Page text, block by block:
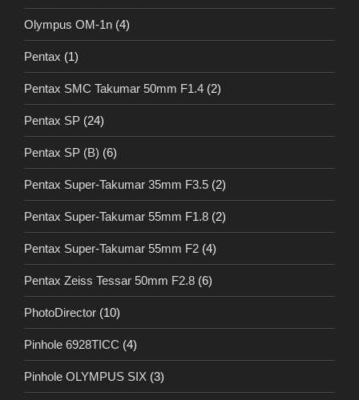
Olympus OM-1n (4)
Pentax (1)
Pentax SMC Takumar 50mm F1.4 (2)
Pentax SP (24)
Pentax SP (B) (6)
Pentax Super-Takumar 35mm F3.5 (2)
Pentax Super-Takumar 55mm F1.8 (2)
Pentax Super-Takumar 55mm F2 (4)
Pentax Zeiss Tessar 50mm F2.8 (6)
PhotoDirector (10)
Pinhole 6928TICC (4)
Pinhole OLYMPUS SIX (3)